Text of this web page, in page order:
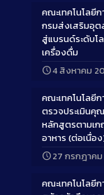
คณะเทคโนโลยี
กรมส่งเสริมอุต
สู่แบรนด์ระดับโ
เครื่องดื่ม
4 สิงหาคม
คณะเทคโนโลยี
ตรวจประเมินคุ
หลักสูตรตามเก
อาหาร (ต่อเนื่อ
27 กรกฎาค
คณะเทคโนโลยี